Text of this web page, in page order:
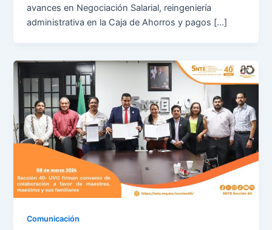
avances en Negociación Salarial, reingeniería
administrativa en la Caja de Ahorros y pagos […]
Comunicación